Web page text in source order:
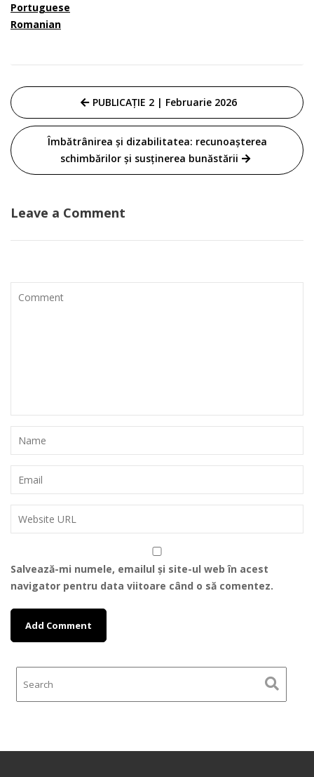
Portuguese
Romanian
Navigare
în
articole
PUBLICAȚIE 2 | Februarie 2026
Îmbătrânirea și dizabilitatea: recunoașterea
schimbărilor și susținerea bunăstării
Leave a Comment
Salvează-mi numele, emailul și site-ul web în acest
navigator pentru data viitoare când o să comentez.